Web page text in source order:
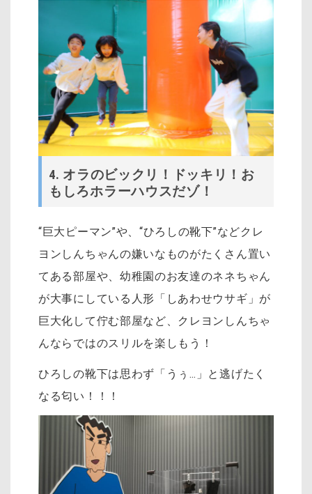
4. オラのビックリ！ドッキリ！お
もしろホラーハウスだゾ！
“巨大ピーマン”や、“ひろしの靴下”などクレ
ヨンしんちゃんの嫌いなものがたくさん置い
てある部屋や、幼稚園のお友達のネネちゃん
が大事にしている人形「しあわせウサギ」が
巨大化して佇む部屋など、クレヨンしんちゃ
んならではのスリルを楽しもう！
ひろしの靴下は思わず「うぅ…」と逃げたく
なる匂い！！！